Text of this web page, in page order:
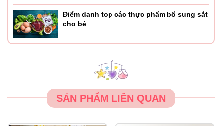
Điểm danh top các thực phẩm bổ sung sắt
cho bé
SẢN PHẨM LIÊN QUAN